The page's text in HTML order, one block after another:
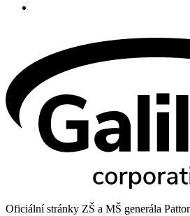
Oficiální stránky ZŠ a MŠ generála